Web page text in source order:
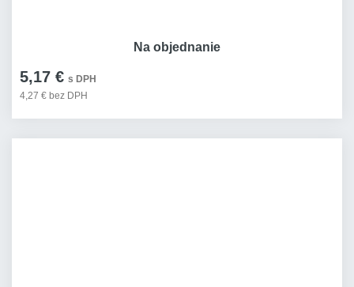
5,17 € s DPH
4,27 € bez DPH
Na objednanie